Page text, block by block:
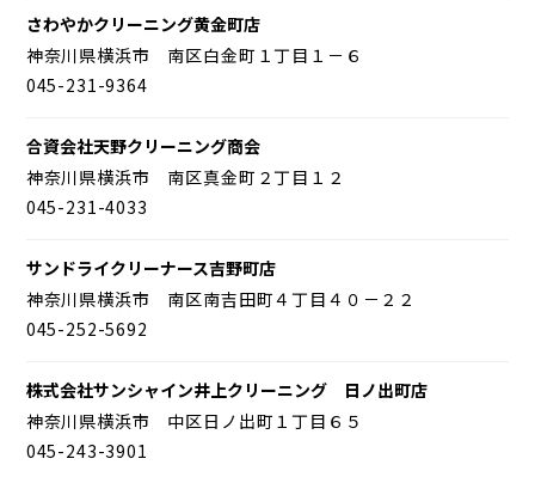
さわやかクリーニング黄金町店
神奈川県横浜市 南区白金町１丁目１－６
045-231-9364
合資会社天野クリーニング商会
神奈川県横浜市 南区真金町２丁目１２
045-231-4033
サンドライクリーナース吉野町店
神奈川県横浜市 南区南吉田町４丁目４０－２２
045-252-5692
株式会社サンシャイン井上クリーニング 日ノ出町店
神奈川県横浜市 中区日ノ出町１丁目６５
045-243-3901